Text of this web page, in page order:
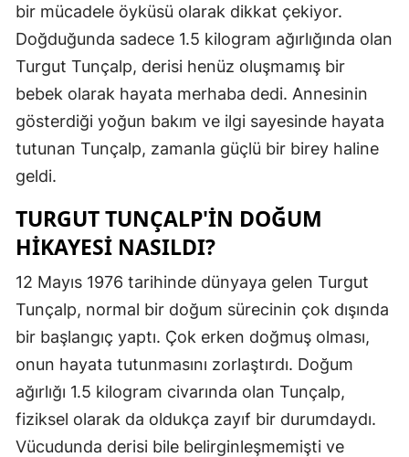
Erzurum
Eskişehir
Gaziantep
Hatay
Mersin
İstanbul
bir mücadele öyküsü olarak dikkat çekiyor.
Doğduğunda sadece 1.5 kilogram ağırlığında olan
Turgut Tunçalp, derisi henüz oluşmamış bir
bebek olarak hayata merhaba dedi. Annesinin
gösterdiği yoğun bakım ve ilgi sayesinde hayata
tutunan Tunçalp, zamanla güçlü bir birey haline
geldi.
TURGUT TUNÇALP'IN DOĞUM
HIKAYESI NASILDI?
12 Mayıs 1976 tarihinde dünyaya gelen Turgut
Tunçalp, normal bir doğum sürecinin çok dışında
bir başlangıç yaptı. Çok erken doğmuş olması,
onun hayata tutunmasını zorlaştırdı. Doğum
ağırlığı 1.5 kilogram civarında olan Tunçalp,
fiziksel olarak da oldukça zayıf bir durumdaydı.
Vücudunda derisi bile belirginleşmemişti ve